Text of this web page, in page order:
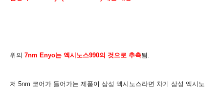
위의 7nm Enyo는 엑시노스990의 것으로 추측됨.
저 5nm 코어가 들어가는 제품이 삼성 엑시노스라면 차기 삼성 엑시노